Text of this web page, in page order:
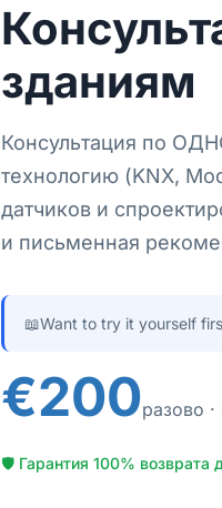
зданиям
Консультация по
технологию (KNX,
датчиков и
и письменная
📖Want to try it yourself
€200разово
🛡 Гарантия 100% возврата